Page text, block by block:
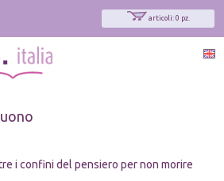
articoli: 0 pz.
i confini del pensiero per non morire